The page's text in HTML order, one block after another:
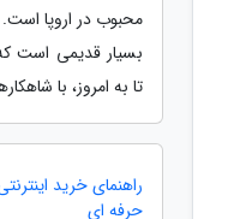
محبوب در اروپا
بسیار قدیمی است
تا به امروز، با
راهنمای خرید
حرفه ای